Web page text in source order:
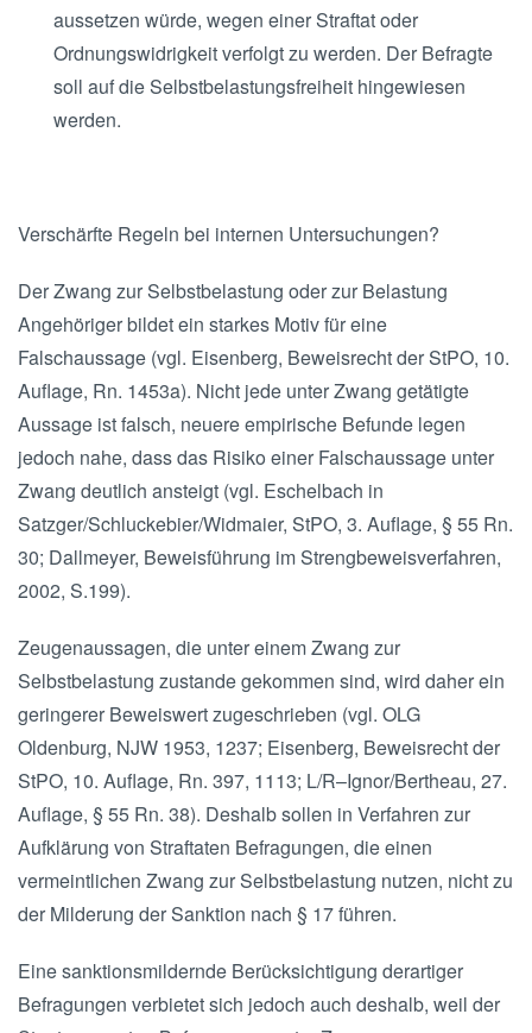
aussetzen würde, wegen einer Straftat oder
Ordnungswidrigkeit verfolgt zu werden. Der Befragte
soll auf die Selbstbelastungsfreiheit hingewiesen
werden.
Verschärfte Regeln bei internen Untersuchungen?
Der Zwang zur Selbstbelastung oder zur Belastung
Angehöriger bildet ein starkes Motiv für eine
Falschaussage (vgl. Eisenberg, Beweisrecht der StPO, 10.
Auflage, Rn. 1453a). Nicht jede unter Zwang getätigte
Aussage ist falsch, neuere empirische Befunde legen
jedoch nahe, dass das Risiko einer Falschaussage unter
Zwang deutlich ansteigt (vgl. Eschelbach in
Satzger/Schluckebier/Widmaier, StPO, 3. Auflage, § 55 Rn.
30; Dallmeyer, Beweisführung im Strengbeweisverfahren,
2002, S.199).
Zeugenaussagen, die unter einem Zwang zur
Selbstbelastung zustande gekommen sind, wird daher ein
geringerer Beweiswert zugeschrieben (vgl. OLG
Oldenburg, NJW 1953, 1237; Eisenberg, Beweisrecht der
StPO, 10. Auflage, Rn. 397, 1113; L/R–Ignor/Bertheau, 27.
Auflage, § 55 Rn. 38). Deshalb sollen in Verfahren zur
Aufklärung von Straftaten Befragungen, die einen
vermeintlichen Zwang zur Selbstbelastung nutzen, nicht zu
der Milderung der Sanktion nach § 17 führen.
Eine sanktionsmildernde Berücksichtigung derartiger
Befragungen verbietet sich jedoch auch deshalb, weil der